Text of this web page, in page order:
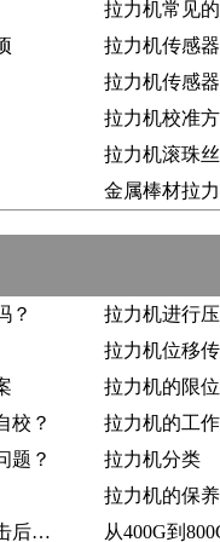
拉力机常见
拉力机传感
拉力机传感
拉力机校准
拉力机滚珠
金属棒材拉
？
拉力机进行
拉力机位移
拉力机的限
校？
拉力机的工
题？
拉力机分类
拉力机的保
为什么材料强度很高，受到冲击后仍会失效？落锤冲击试验机揭秘原因